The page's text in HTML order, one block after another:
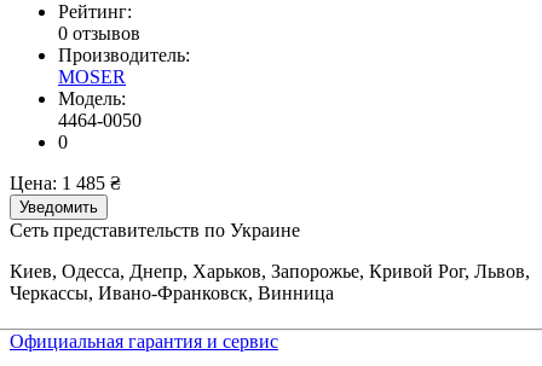
Рейтинг:
0 отзывов
Производитель:
MOSER
Модель:
4464-0050
0
Цена: 1 485 ₴
Уведомить
Сеть представительств по Украине
Киев, Одесса, Днепр, Харьков, Запорожье, Кривой Рог, Львов,
Черкассы, Ивано-Франковск, Винница
Официальная гарантия и сервис